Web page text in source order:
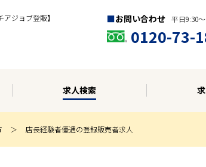
ジョブ登販】 お問い合わせ 平日9:30
0120-73-
求人検索
店長経験者優遇の登録販売者求人